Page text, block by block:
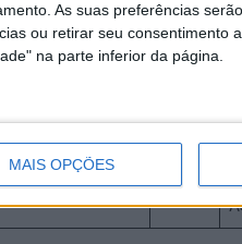
As suas preferências
ou retirar seu consentimento
na parte inferior da página.
MAIS OPÇÕES
– Sábado
– 2ª Jornada – Sábado
–